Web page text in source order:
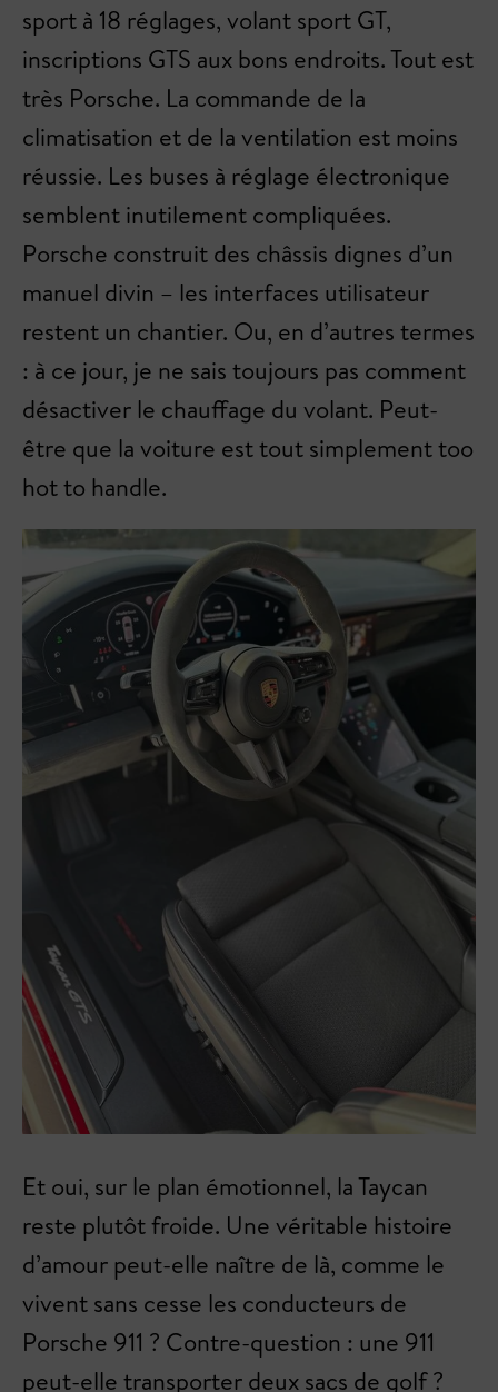
sport à 18 réglages, volant sport GT,
inscriptions GTS aux bons endroits. Tout est
très Porsche. La commande de la
climatisation et de la ventilation est moins
réussie. Les buses à réglage électronique
semblent inutilement compliquées.
Porsche construit des châssis dignes d’un
manuel divin – les interfaces utilisateur
restent un chantier. Ou, en d’autres termes
: à ce jour, je ne sais toujours pas comment
désactiver le chauffage du volant. Peut-
être que la voiture est tout simplement too
hot to handle.
Et oui, sur le plan émotionnel, la Taycan
reste plutôt froide. Une véritable histoire
d’amour peut-elle naître de là, comme le
vivent sans cesse les conducteurs de
Porsche 911 ? Contre-question : une 911
peut-elle transporter deux sacs de golf ?